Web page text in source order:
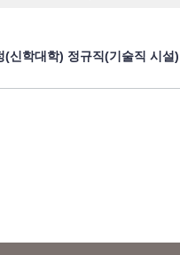
신학대학) 정규직(기술직 시설